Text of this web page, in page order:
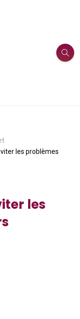
les problèmes
les